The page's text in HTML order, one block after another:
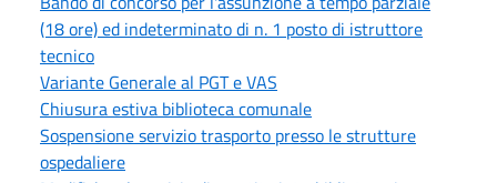
(18 ore) ed indeterminato di n. 1 posto di istruttore
tecnico
Variante Generale al PGT e VAS
Chiusura estiva biblioteca comunale
Sospensione servizio trasporto presso le strutture
ospedaliere